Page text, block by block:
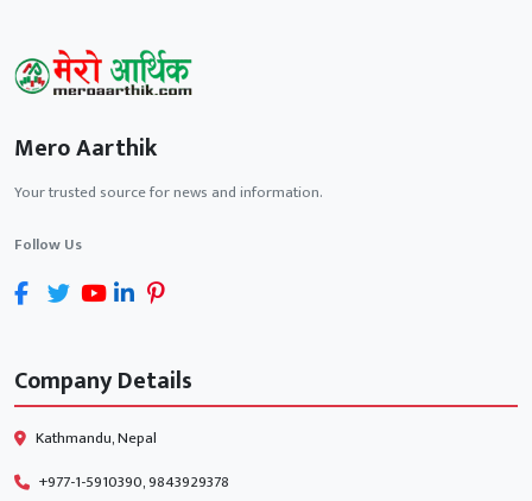
Mero Aarthik
Your trusted source for news and information.
Follow Us
Company Details
Kathmandu, Nepal
+977-1-5910390, 9843929378